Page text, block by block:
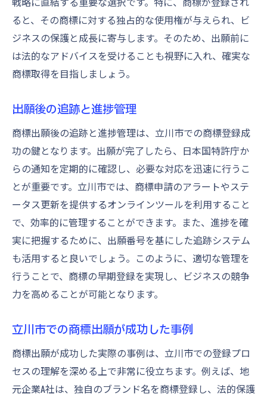
ると、その商標に対する独占的な使用権が与えられ、ビ
ジネスの保護と成長に寄与します。そのため、出願前に
は法的なアドバイスを受けることも視野に入れ、確実な
商標取得を目指しましょう。
出願後の追跡と進捗管理
商標出願後の追跡と進捗管理は、立川市での商標登録成
功の鍵となります。出願が完了したら、日本国特許庁か
らの通知を定期的に確認し、必要な対応を迅速に行うこ
とが重要です。立川市では、商標申請のアラートやステ
ータス更新を提供するオンラインツールを利用すること
で、効率的に管理することができます。また、進捗を確
実に把握するために、出願番号を基にした追跡システム
も活用すると良いでしょう。このように、適切な管理を
行うことで、商標の早期登録を実現し、ビジネスの競争
力を高めることが可能となります。
立川市での商標出願が成功した事例
商標出願が成功した実際の事例は、立川市での登録プロ
セスの理解を深める上で非常に役立ちます。例えば、地
元企業A社は、独自のブランド名を商標登録し、法的保護